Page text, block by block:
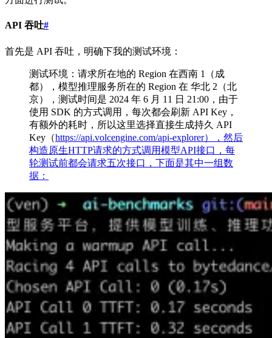
API 吞吐#
首先是 API 吞吐，明确下我的测试环境：
测试环境：请求所在地的 Region 在西南 1（成
都），模型推理服务所在的 Region 在 华北 2（北
京），测试时间是 2024 年 6 月 11 日 21:00，由于
使用 SDK 的方式调用，每次都会刷新 API Key，
有额外的耗时，所以这里选择直接生成持久 API
Key（https://api.volcengine.com/api-explorer），然后
构造原生HTTP请求的方式调用模型API接口，每
轮测试前都会请求五次接口，下面是其中一组数
据：